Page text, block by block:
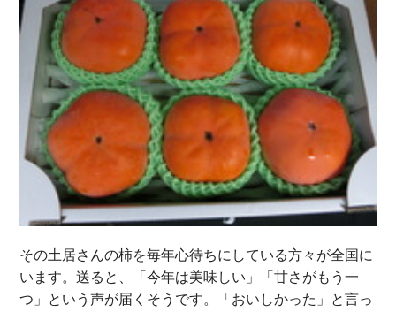
その土居さんの柿を毎年心待ちにしている方々が全国に
います。送ると、「今年は美味しい」「甘さがもう一
つ」という声が届くそうです。「おいしかった」と言っ